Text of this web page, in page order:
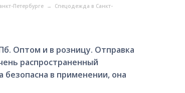
Петербурге → Спецодежда в Санкт-
Оптом и в розницу. Отправка
распространенный
безопасна в применении, она